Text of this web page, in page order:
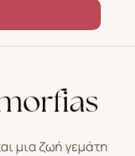
μια ζωή γεμάτη